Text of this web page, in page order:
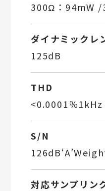
300Ω：94mW
ダイナミックレ
125dB
THD
<0.0001％
S/N
対応サンプリン